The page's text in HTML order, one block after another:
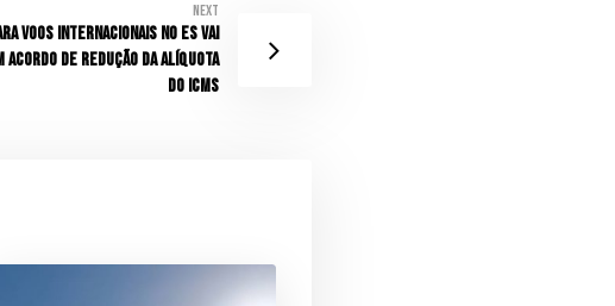
Next
voos internacionais no ES vai
acordo de redução da alíquota
do ICMS